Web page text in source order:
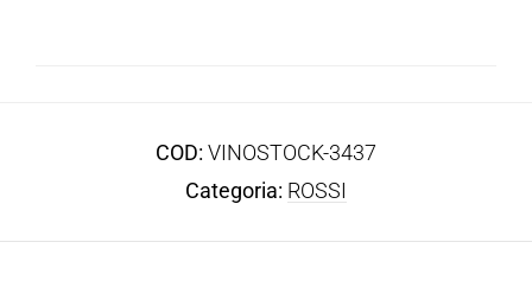
COD: VINOSTOCK-3437
Categoria: ROSSI